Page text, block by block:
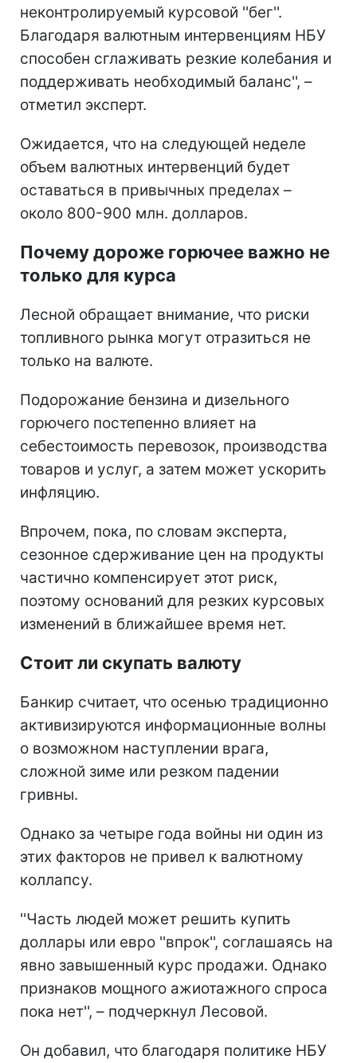
неконтролируемый курсовой ''бег''.
Благодаря валютным интервенциям НБУ
способен сглаживать резкие колебания и
поддерживать необходимый баланс'', –
отметил эксперт.
Ожидается, что на следующей неделе
объем валютных интервенций будет
оставаться в привычных пределах –
около 800-900 млн. долларов.
Почему дороже горючее важно не
только для курса
Лесной обращает внимание, что риски
топливного рынка могут отразиться не
только на валюте.
Подорожание бензина и дизельного
горючего постепенно влияет на
себестоимость перевозок, производства
товаров и услуг, а затем может ускорить
инфляцию.
Впрочем, пока, по словам эксперта,
сезонное сдерживание цен на продукты
частично компенсирует этот риск,
поэтому оснований для резких курсовых
изменений в ближайшее время нет.
Стоит ли скупать валюту
Банкир считает, что осенью традиционно
активизируются информационные волны
о возможном наступлении врага,
сложной зиме или резком падении
гривны.
Однако за четыре года войны ни один из
этих факторов не привел к валютному
коллапсу.
''Часть людей может решить купить
доллары или евро ''впрок'', соглашаясь на
явно завышенный курс продажи. Однако
признаков мощного ажиотажного спроса
пока нет'', – подчеркнул Лесовой.
Он добавил, что благодаря политике НБУ